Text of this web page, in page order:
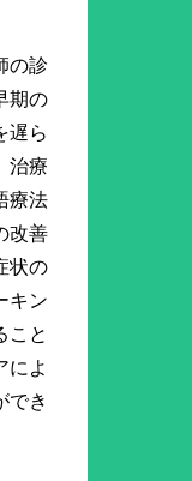
の診
期の
遅ら
治療
療法
改善
状の
キン
こと
によ
でき